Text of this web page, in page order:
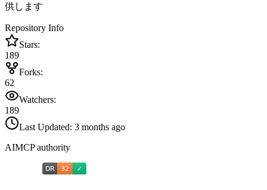
供します
Repository Info
Stars:
189
Forks:
62
Watchers:
189
Last Updated: 3 months ago
AIMCP authority